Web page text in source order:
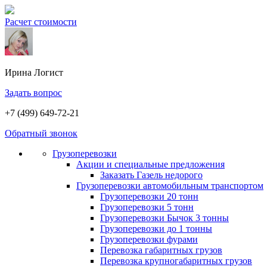
Расчет стоимости
Ирина Логист
Задать вопрос
+7 (499) 649-72-21
Обратный звонок
Грузоперевозки
Акции и специальные предложения
Заказать Газель недорого
Грузоперевозки автомобильным транспортом
Грузоперевозки 20 тонн
Грузоперевозки 5 тонн
Грузоперевозки Бычок 3 тонны
Грузоперевозки до 1 тонны
Грузоперевозки фурами
Перевозка габаритных грузов
Перевозка крупногабаритных грузов